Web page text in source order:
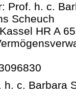
Prof. h. c.
Scheuch
HR A
c. Barbara